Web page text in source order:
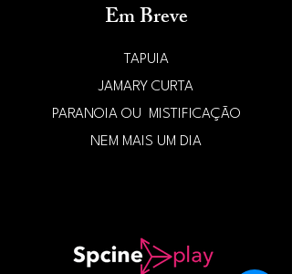
Em Breve
TAPUIA
JAMARY CURTA
PARANOIA OU MISTIFICAÇÃO
NEM MAIS UM DIA